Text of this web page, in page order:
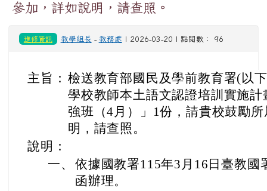
參加，詳如說明，請查照。
進修資訊 教學組長 - 教務處 | 2026-03-20 | 點閱數： 96
主旨： 檢送教育部國民及學前教育署(以
學校教師本土語文認證培訓實施
強班（4月）」1份，請貴校鼓勵
明，請查照。
說明：
一、 依據國教署115年3月16日臺教國
函辦理。